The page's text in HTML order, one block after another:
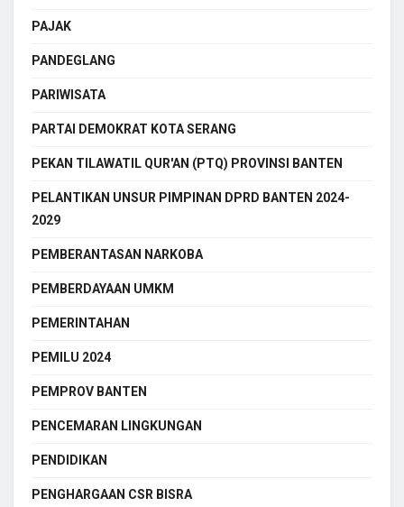
PAJAK
PANDEGLANG
PARIWISATA
PARTAI DEMOKRAT KOTA SERANG
PEKAN TILAWATIL QUR'AN (PTQ) PROVINSI BANTEN
PELANTIKAN UNSUR PIMPINAN DPRD BANTEN 2024-
2029
PEMBERANTASAN NARKOBA
PEMBERDAYAAN UMKM
PEMERINTAHAN
PEMILU 2024
PEMPROV BANTEN
PENCEMARAN LINGKUNGAN
PENDIDIKAN
PENGHARGAAN CSR BISRA